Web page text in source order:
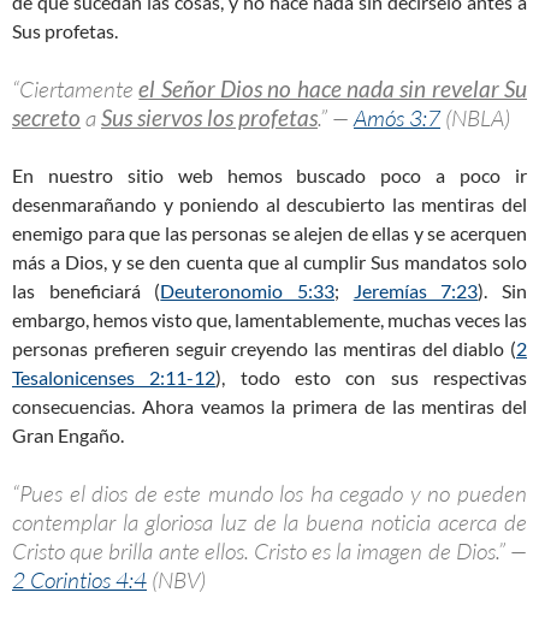
Sus profetas.
“Ciertamenteel Señor Dios no hace nada sin revelar Su
secreto aSus siervos los profetas.” —Amós 3:7(NBLA)
En nuestro sitio web hemos buscado poco a poco ir
desenmarañando y poniendo al descubierto las mentiras del
enemigo para que las personas se alejen de ellas y se acerquen
más a Dios, y se den cuenta que al cumplir Sus mandatos solo
las beneficiará (Deuteronomio 5:33; Jeremías 7:23). Sin
embargo, hemos visto que, lamentablemente, muchas veces las
personas prefieren seguir creyendo las mentiras del diablo (2
Tesalonicenses 2:11-12), todo esto con sus respectivas
consecuencias. Ahora veamos la primera de las mentiras del
Gran Engaño.
“Pues el dios de este mundo los ha cegado y no pueden
contemplar la gloriosa luz de la buena noticia acerca de
Cristo que brilla ante ellos. Cristo es la imagen de Dios.” —
2 Corintios 4:4 (NBV)